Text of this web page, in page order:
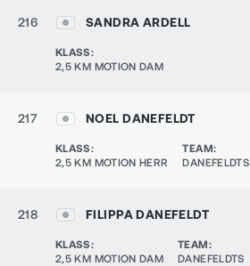
216 SANDRA ARDELL
KLASS:
2,5 KM MOTION DAM
217 NOEL DANEFELDT
KLASS:
2,5 KM MOTION HERR
TEAM:
DANEFELDTS
218 FILIPPA DANEFELDT
KLASS:
2,5 KM MOTION DAM
TEAM:
DANEFELDTS